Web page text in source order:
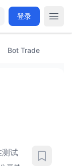
登录
Bot Trade
测试